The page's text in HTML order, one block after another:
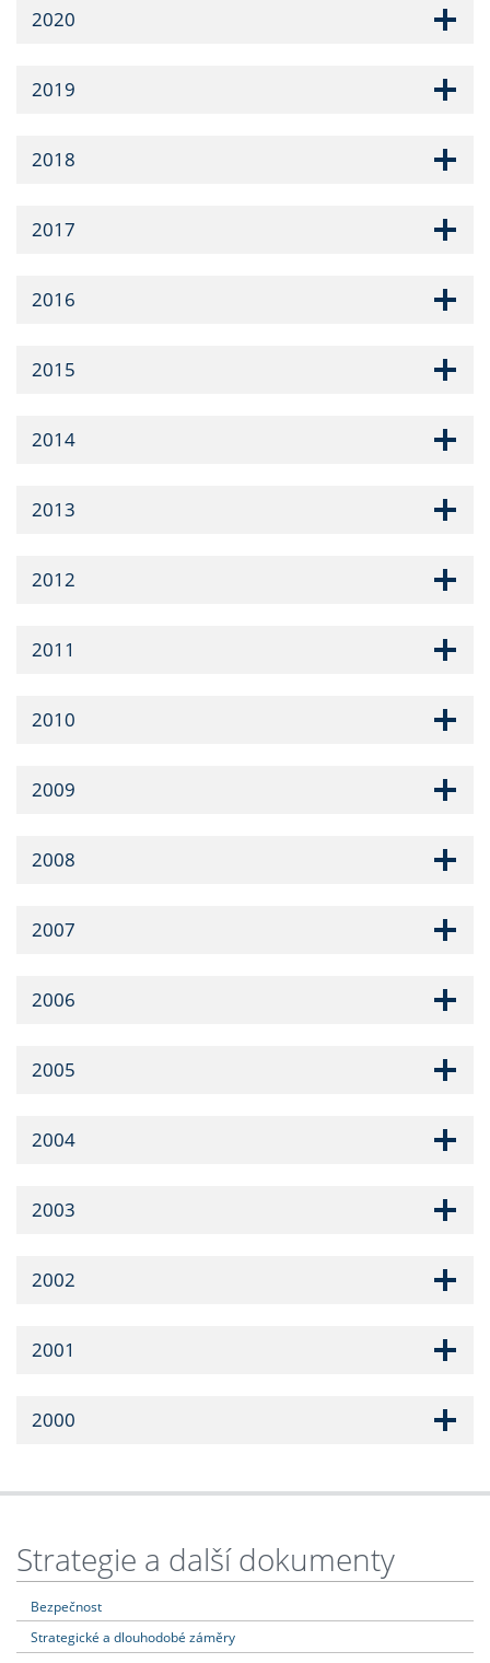
2020
2019
2018
2017
2016
2015
2014
2013
2012
2011
2010
2009
2008
2007
2006
2005
2004
2003
2002
2001
2000
Strategie a další dokumenty
Bezpečnost
Strategické a dlouhodobé záměry